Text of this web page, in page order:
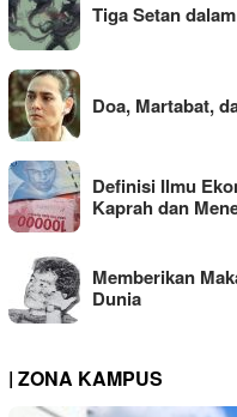
Tiga Setan
Doa, Martabat,
Definisi Ilmu
Kaprah dan
Memberikan
Dunia
| ZONA KAMPUS